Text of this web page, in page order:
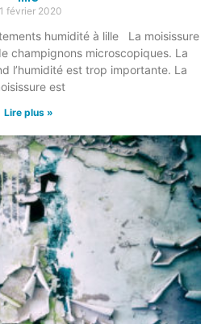
février 2020
humidité à lille La moisissure
champignons microscopiques. La
l’humidité est trop importante. La
est
Lire plus »